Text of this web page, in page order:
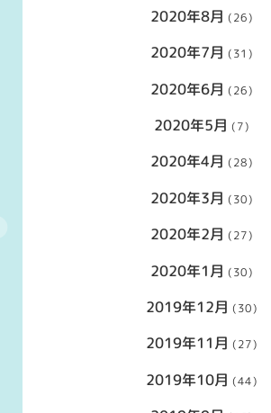
2020年8月 (26)
2020年7月 (31)
2020年6月 (26)
2020年5月 (7)
2020年4月 (28)
2020年3月 (30)
2020年2月 (27)
2020年1月 (30)
2019年12月 (30)
2019年11月 (27)
2019年10月 (44)